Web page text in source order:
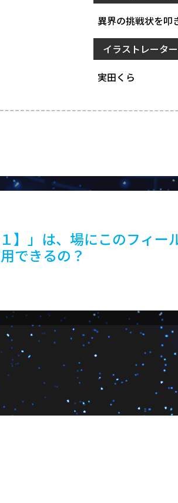
異界の挑戦状を叩
イラストレーター
実田くら
１】」は、場にこのフィ
できるの？